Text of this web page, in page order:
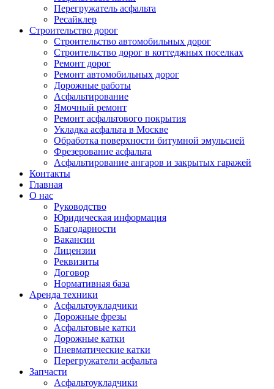
Перегружатель асфальта
Ресайклер
Строительство дорог
Строительство автомобильных дорог
Строительство дорог в коттеджных поселках
Ремонт дорог
Ремонт автомобильных дорог
Дорожные работы
Асфальтирование
Ямочный ремонт
Ремонт асфальтового покрытия
Укладка асфальта в Москве
Обработка поверхности битумной эмульсией
Фрезерование асфальта
Асфальтирование ангаров и закрытых гаражей
Контакты
Главная
О нас
Руководство
Юридическая информация
Благодарности
Вакансии
Лицензии
Реквизиты
Договор
Нормативная база
Аренда техники
Асфальтоукладчики
Дорожные фрезы
Асфальтовые катки
Дорожные катки
Пневматические катки
Перегружатели асфальта
Запчасти
Асфальтоукладчики